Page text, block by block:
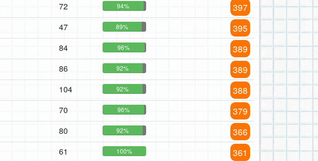
72 94% 397
47 89% 395
84 96% 389
86 92% 389
104 92% 388
70 96% 379
80 92% 366
61 100% 361